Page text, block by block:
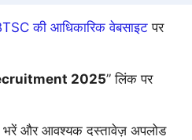
की आधिकारिक वेबसाइट पर
2025” लिंक पर
भरें और आवश्यक दस्तावेज़ अपलोड